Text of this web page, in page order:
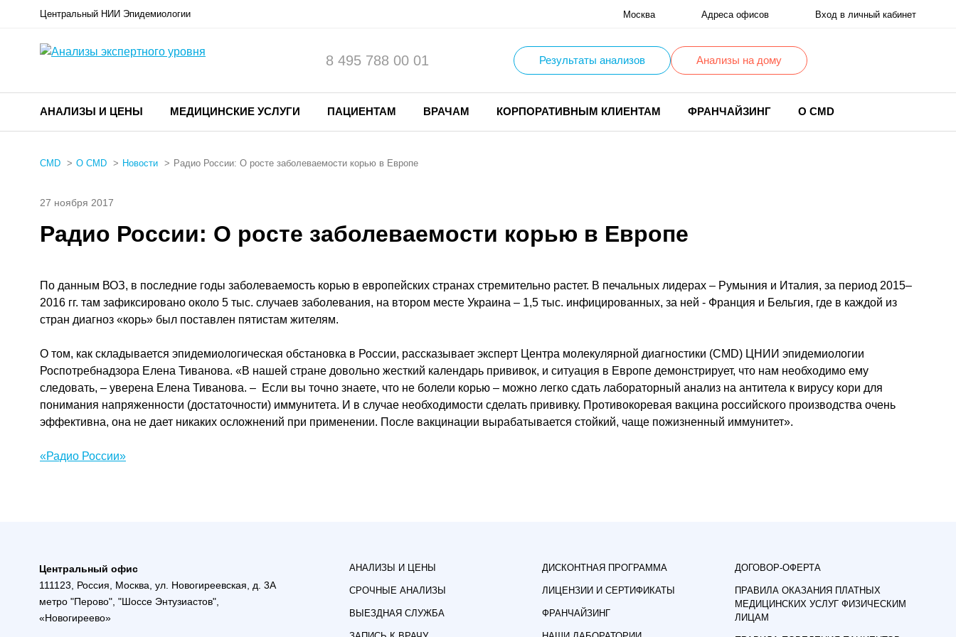
Центральный НИИ Эпидемиологии Москва Адреса офисов Вход в личный кабинет
8 495 788 00 01 Результаты анализов Анализы на дому
АНАЛИЗЫ И ЦЕНЫ МЕДИЦИНСКИЕ УСЛУГИ ПАЦИЕНТАМ ВРАЧАМ КОРПОРАТИВНЫМ КЛИЕНТАМ ФРАНЧАЙЗИНГ О CMD
CMD О CMD Новости Радио России: О росте заболеваемости корью в Европе
27 ноября 2017
Радио России: О росте заболеваемости корью в Европе
По данным ВОЗ, в последние годы заболеваемость корью в европейских странах стремительно растет. В печальных лидерах – Румыния и Италия, за период 2015–
2016 гг. там зафиксировано около 5 тыс. случаев заболевания, на втором месте Украина – 1,5 тыс. инфицированных, за ней - Франция и Бельгия, где в каждой из
стран диагноз «корь» был поставлен пятистам жителям.
О том, как складывается эпидемиологическая обстановка в России, рассказывает эксперт Центра молекулярной диагностики (CMD) ЦНИИ эпидемиологии
Роспотребнадзора Елена Тиванова. «В нашей стране довольно жесткий календарь прививок, и ситуация в Европе демонстрирует, что нам необходимо ему
следовать, – уверена Елена Тиванова. – Если вы точно знаете, что не болели корью – можно легко сдать лабораторный анализ на антитела к вирусу кори для
понимания напряженности (достаточности) иммунитета. И в случае необходимости сделать прививку. Противокоревая вакцина российского производства очень
эффективна, она не дает никаких осложнений при применении. После вакцинации вырабатывается стойкий, чаще пожизненный иммунитет».
«Радио России»
Центральный офис
111123, Россия, Москва, ул. Новогиреевская, д. 3А
метро "Перово", "Шоссе Энтузиастов",
«Новогиреево»
АНАЛИЗЫ И ЦЕНЫ
СРОЧНЫЕ АНАЛИЗЫ
ВЫЕЗДНАЯ СЛУЖБА
ДИСКОНТНАЯ ПРОГРАММА
ЛИЦЕНЗИИ И СЕРТИФИКАТЫ
ФРАНЧАЙЗИНГ
ДОГОВОР-ОФЕРТА
ПРАВИЛА ОКАЗАНИЯ ПЛАТНЫХ
МЕДИЦИНСКИХ УСЛУГ ФИЗИЧЕСКИМ
ЛИЦАМ